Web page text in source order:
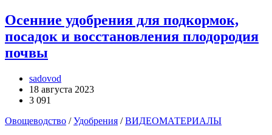
Осенние удобрения для подкормок,
посадок и восстановления плодородия
почвы
sadovod
18 августа 2023
3 091
Овощеводство /Удобрения /ВИДЕОМАТЕРИАЛЫ